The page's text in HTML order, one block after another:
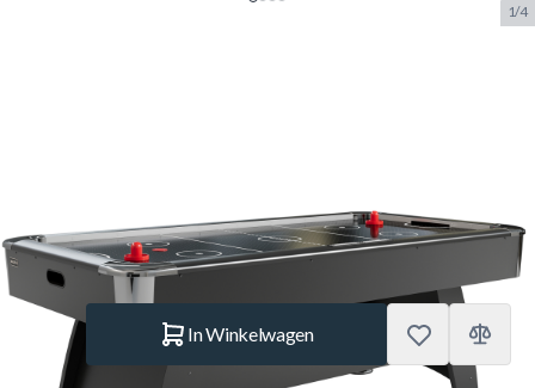
1/4
€ 599.–
was€ 649.–-8%
Op voorraad
Aantal
In Winkelwagen